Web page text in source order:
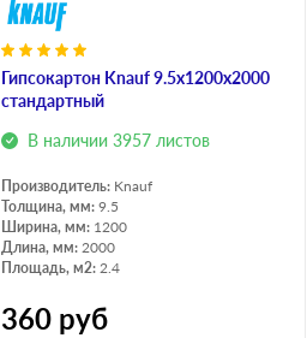
Гипсокартон Knauf 9.5x1200x2000
стандартный
В наличии 3957 листов
Производитель: Knauf
Толщина, мм: 9.5
Ширина, мм: 1200
Длина, мм: 2000
Площадь, м2: 2.4
360 руб